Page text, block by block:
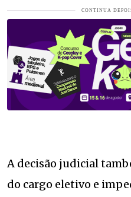
A decisão judicial
do cargo eletivo e